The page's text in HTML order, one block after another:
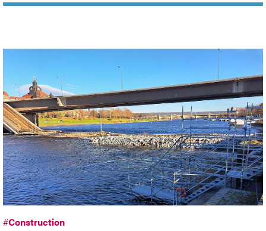
#Construction